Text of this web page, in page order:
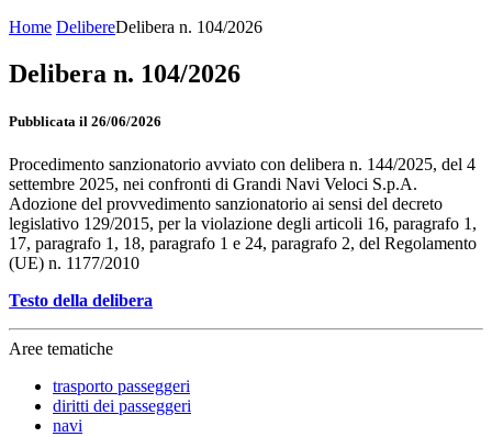
Home DelibereDelibera n. 104/2026
Delibera n. 104/2026
Pubblicata il 26/06/2026
Procedimento sanzionatorio avviato con delibera n. 144/2025, del 4
settembre 2025, nei confronti di Grandi Navi Veloci S.p.A.
Adozione del provvedimento sanzionatorio ai sensi del decreto
legislativo 129/2015, per la violazione degli articoli 16, paragrafo 1,
17, paragrafo 1, 18, paragrafo 1 e 24, paragrafo 2, del Regolamento
(UE) n. 1177/2010
Testo della delibera
Aree tematiche
trasporto passeggeri
diritti dei passeggeri
navi